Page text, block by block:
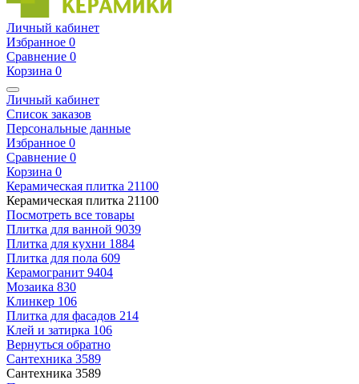
Личный кабинет
Избранное 0
Сравнение 0
Корзина 0
Личный кабинет
Список заказов
Персональные данные
Избранное 0
Сравнение 0
Корзина 0
Керамическая плитка 21100
Керамическая плитка 21100
Посмотреть все товары
Плитка для ванной 9039
Плитка для кухни 1884
Плитка для пола 609
Керамогранит 9404
Мозаика 830
Клинкер 106
Плитка для фасадов 214
Клей и затирка 106
Вернуться обратно
Сантехника 3589
Сантехника 3589